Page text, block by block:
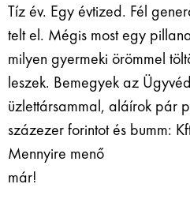
Tíz év. Egy évtized. Fél
telt el. Mégis most egy
milyen gyermeki örömmel
leszek. Bemegyek az
üzlettársammal, aláírok pár
százezer forintot és bumm:
Mennyire menő
már!